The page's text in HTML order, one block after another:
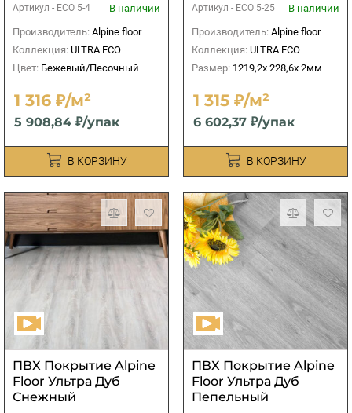
Артикул - ЕСО 5-4
В наличии
Производитель: Alpine floor
Коллекция: ULTRA ECO
Цвет: Бежевый/Песочный
1 316 ₽/м²
5 908,84 ₽/упак
В КОРЗИНУ
Артикул - ЕСО 5-25
В наличии
Производитель: Alpine floor
Коллекция: ULTRA ECO
Размер: 1219,2х 228,6x 2мм
1 315 ₽/м²
6 602,37 ₽/упак
В КОРЗИНУ
ПВХ Покрытие Alpine
Floor Ультра Дуб
Снежный
ПВХ Покрытие Alpine
Floor Ультра Дуб
Пепельный